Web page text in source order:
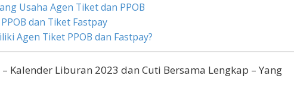
Usaha Agen Tiket dan PPOB
dan Tiket Fastpay
Agen Tiket PPOB dan Fastpay?
– Kalender Liburan 2023 dan Cuti Bersama Lengkap – Yang